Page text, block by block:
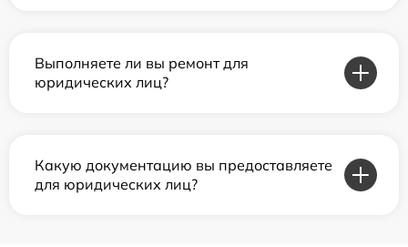
Выполняете ли вы ремонт для
юридических лиц?
Какую документацию вы предоставляете
для юридических лиц?